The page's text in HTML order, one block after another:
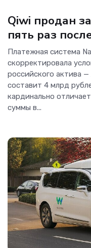
Qiwi продан
пять раз
Платежная система
скорректировала
российского актива
составит 4 млрд
кардинально
суммы в...